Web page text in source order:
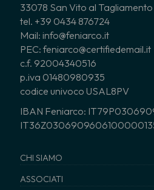
33078 San Vito al Tagliamento
tel. +39 0434 876724
Mail: info@feniarco.it
PEC: feniarco@certifiedemail.it
c.f. 92004340516
p.iva 01480980935
codice univoco USAL8PV
IBAN Feniarco:
CHI SIAMO
ASSOCIATI